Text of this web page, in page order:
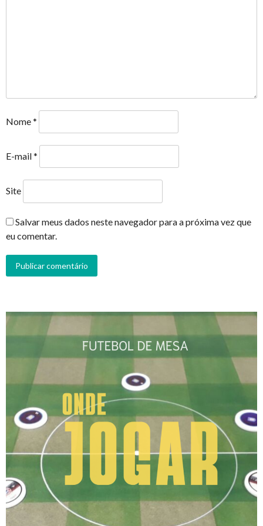
Nome*
E-mail*
Site
Salvar meus dados neste navegador para a próxima vez que
eu comentar.